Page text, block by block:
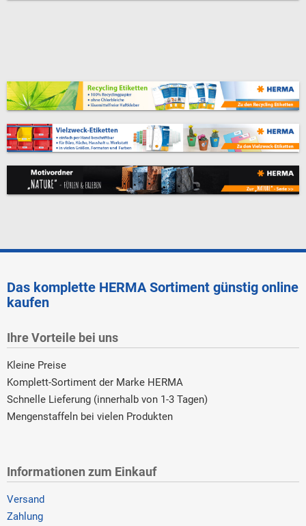
Das komplette HERMA Sortiment günstig online
kaufen
Ihre Vorteile bei uns
Kleine Preise
Komplett-Sortiment der Marke HERMA
Schnelle Lieferung (innerhalb von 1-3 Tagen)
Mengenstaffeln bei vielen Produkten
Informationen zum Einkauf
Versand
Zahlung